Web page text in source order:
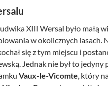
XIII Wersal było małą
w okolicznych lasach.
się z tym miejscu i
Jednak nie był to jedyny
Vaux-le-Vicomte, który